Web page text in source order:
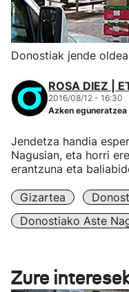
Donostiak jende
ROSA DIEZ |
2016/08/12 - 16:30
Azken eguneratzea
Jendetza handia
Nagusian, eta horri
erantzuna eta
Gizartea
Donostiako Aste
Zure